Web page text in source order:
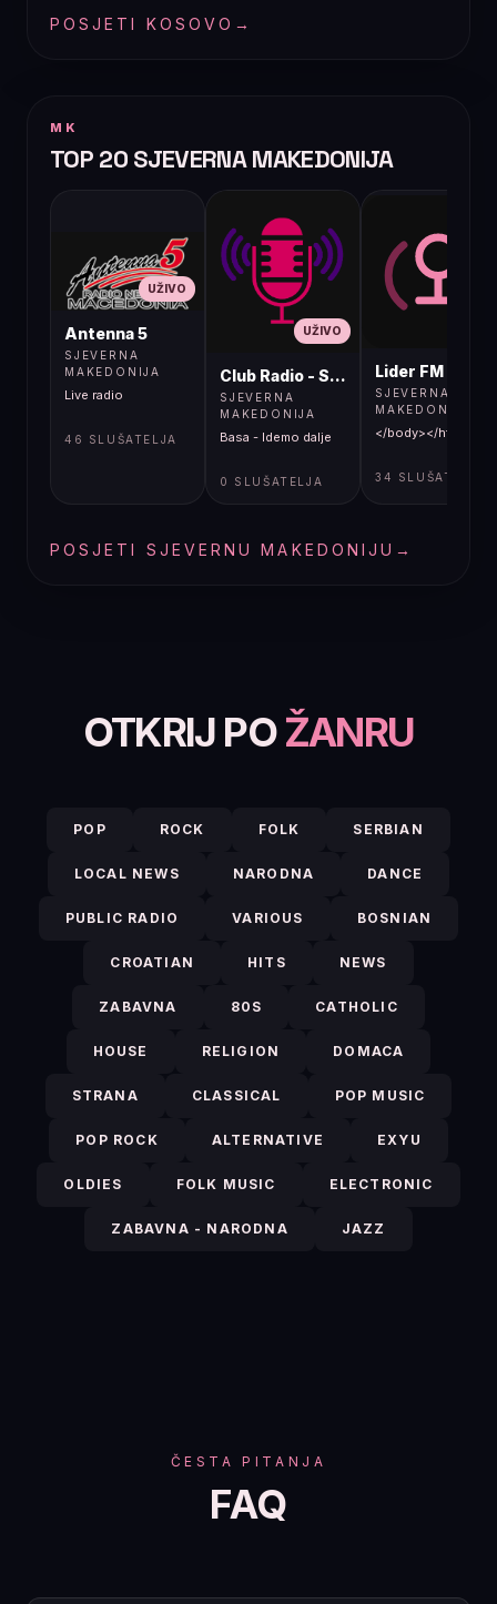
POSJETI KOSOVO →
MK
TOP 20 SJEVERNA MAKEDONIJA
UŽIVO
Antenna 5
SJEVERNA
MAKEDONIJA
Live radio
46 SLUŠATELJA
UŽIVO
Club Radio - Skopje, Mcedonia
SJEVERNA
MAKEDONIJA
Basa - Idemo dalje
0 SLUŠATELJA
Lider FM 107,4
SJEVERNA
MAKEDONIJA
</body></html>
34 SLUŠATELJA
POSJETI SJEVERNU MAKEDONIJU →
OTKRIJ POŽANRU
POP ROCK FOLK SERBIAN
LOCAL NEWS NARODNA DANCE
PUBLIC RADIO VARIOUS BOSNIAN
CROATIAN HITS NEWS
ZABAVNA 80S CATHOLIC
HOUSE RELIGION DOMACA
STRANA CLASSICAL POP MUSIC
POP ROCK ALTERNATIVE EXYU
OLDIES FOLK MUSIC ELECTRONIC
ZABAVNA - NARODNA JAZZ
ČESTA PITANJA
FAQ